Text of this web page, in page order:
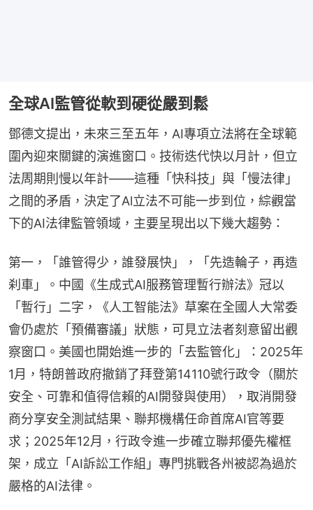
全球AI監管從軟到硬從嚴到鬆
鄧德文提出，未來三至五年，AI專項立法將在全球範
圍內迎來關鍵的演進窗口。技術迭代快以月計，但立
法周期則慢以年計——這種「快科技」與「慢法律」
之間的矛盾，決定了Al立法不可能一步到位，綜觀當
下的AI法律監管領域，主要呈現出以下幾大趨勢：
第一，「誰管得少，誰發展快」，「先造輪子，再造
刹車」。中國《生成式AI服務管理暫行辦法》冠以
「暫行」二字，《人工智能法》草案在全國人大常委
會仍處於「預備審議」狀態，可見立法者刻意留出觀
察窗口。美國也開始進一步的「去監管化」：2025年
1月，特朗普政府撤銷了拜登第14110號行政令（關於
安全、可靠和值得信賴的AI開發與使用），取消開發
商分享安全測試結果、聯邦機構任命首席AI官等要
求；2025年12月，行政令進一步確立聯邦優先權框
架，成立「AI訴訟工作組」專門挑戰各州被認為過於
嚴格的AI法律。